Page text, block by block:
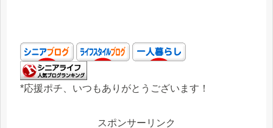
*応援ポチ、いつもありがとうございます！
スポンサーリンク